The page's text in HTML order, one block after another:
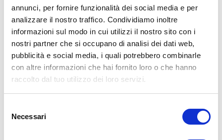
annunci, per fornire funzionalità dei social media e per
analizzare il nostro traffico. Condividiamo inoltre
informazioni sul modo in cui utilizzi il nostro sito con i
nostri partner che si occupano di analisi dei dati web,
pubblicità e social media, i quali potrebbero combinarle
con altre informazioni che hai fornito loro o che hanno
raccolto dal tuo utilizzo dei loro servizi.
delNecessari
metodologie adatte al proprio livello di forma. Consultare il proprio
medico di fiducia prima di intraprendere qualsiasi forma di attività
fisica o regime alimentare.
Condividi:
Facebook